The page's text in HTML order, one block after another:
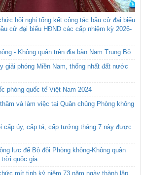
hội nghị tổng kết công tác bầu cử đại biểu
cử đại biểu HĐND các cấp nhiệm kỳ 2026-
- Không quân trên địa bàn Nam Trung Bộ
giải phóng Miền Nam, thống nhất đất nước
phòng quốc tế Việt Nam 2024
và làm việc tại Quân chủng Phòng không
cấp úy, cấp tá, cấp tướng tháng 7 này được
lực để Bộ đội Phòng không-Không quân
trời quốc gia
mít tinh kỷ niệm 73 năm ngày thành lập